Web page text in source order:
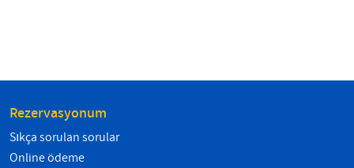
Rezervasyonum
Sıkça sorulan sorular
Online ödeme